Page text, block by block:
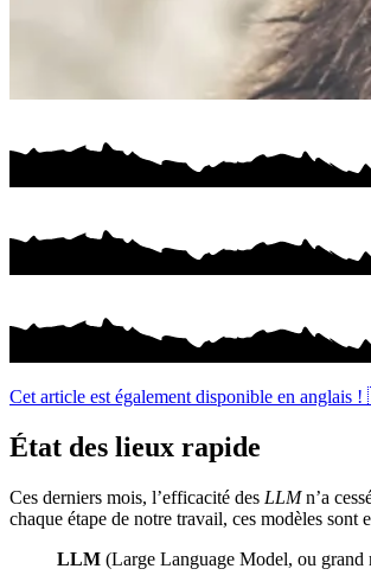
Cet article est également disponible en
État des lieux rapide
Ces derniers mois, l’efficacité des LLMn’a
chaque étape de notre travail, ces modèles
LLM (Large Language Model, ou grand